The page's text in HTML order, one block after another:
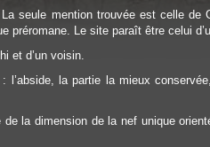
seule mention trouvée est celle
préromane. Le site paraît être celui
et d’un voisin.
l’abside, la partie la mieux
la dimension de la nef unique